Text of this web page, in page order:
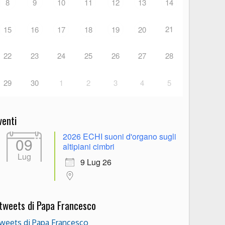
8 9 10 11 12 13 14
15 16 17 18 19 20 21
22 23 24 25 26 27 28
29 30 1 2 3 4 5
09
Lug
2026 ECHI suoni d'organo sugli
altipiani cimbri
9 Lug 26
di Papa Francesco
di Papa Francesco